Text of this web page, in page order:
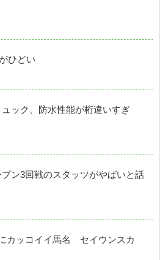
ひどい
ック、防水性能が桁違いすぎ
ン3回戦のスタッツがやばいと話
カッコイイ馬名 セイウンスカ